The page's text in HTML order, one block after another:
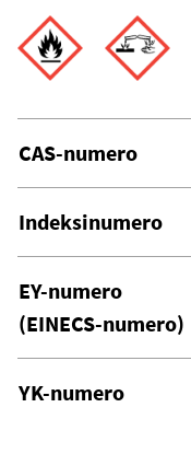
CAS-numero
Indeksinumero
EY-numero
(EINECS-numero)
YK-numero